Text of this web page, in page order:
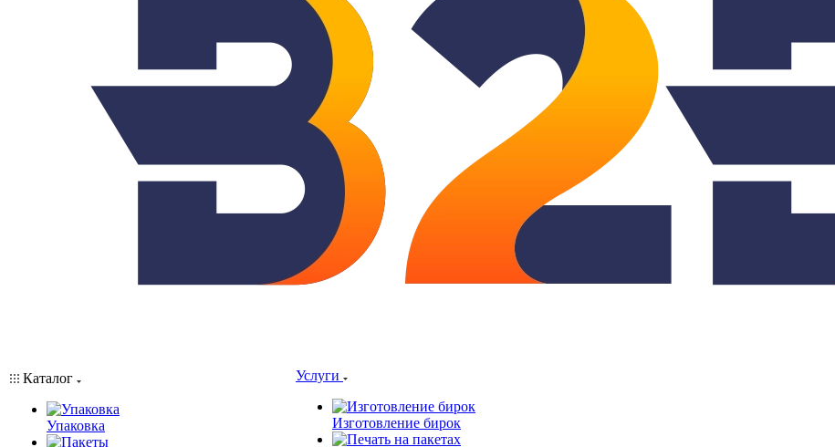
Каталог
Упаковка
Услуги
Изготовление бирок